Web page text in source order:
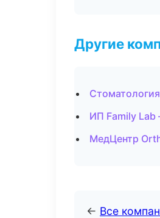
Другие
ИП Family
МедЦентр
← Все